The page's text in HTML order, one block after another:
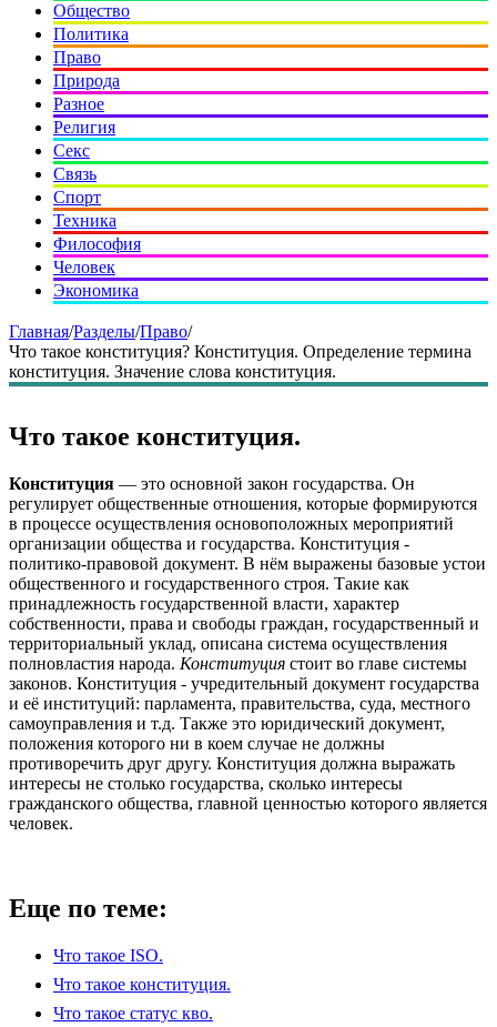
Общество
Политика
Право
Природа
Разное
Религия
Секс
Связь
Спорт
Техника
Философия
Человек
Экономика
Главная/Разделы/Право/
Что такое конституция? Конституция. Определение термина
конституция. Значение слова конституция.
Что такое конституция.
Конституция — это основной закон государства. Он
регулирует общественные отношения, которые формируются
в процессе осуществления основоположных мероприятий
организации общества и государства. Конституция -
политико-правовой документ. В нём выражены базовые устои
общественного и государственного строя. Такие как
принадлежность государственной власти, характер
собственности, права и свободы граждан, государственный и
территориальный уклад, описана система осуществления
полновластия народа. Конституция стоит во главе системы
законов. Конституция - учредительный документ государства
и её институций: парламента, правительства, суда, местного
самоуправления и т.д. Также это юридический документ,
положения которого ни в коем случае не должны
противоречить друг другу. Конституция должна выражать
интересы не столько государства, сколько интересы
гражданского общества, главной ценностью которого является
человек.
Еще по теме:
Что такое ISO.
Что такое конституция.
Что такое статус кво.